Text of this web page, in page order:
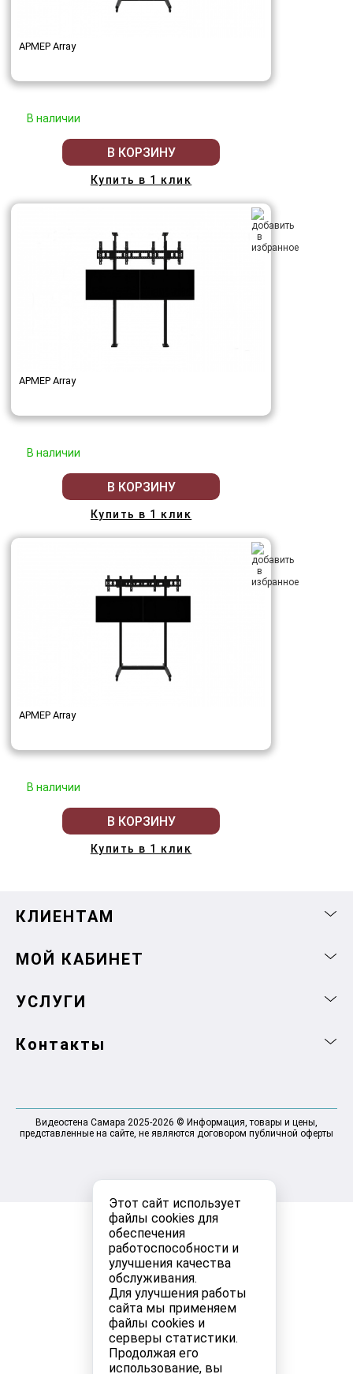
Этот сайт использует
файлы cookies для
обеспечения
работоспособности и
улучшения качества
обслуживания.
Для улучшения работы
сайта мы применяем
файлы cookies и
серверы статистики.
Продолжая его
использование, вы
АРМЕР Array
В наличии
В КОРЗИНУ
Купить в 1 клик
АРМЕР Array
В наличии
В КОРЗИНУ
Купить в 1 клик
АРМЕР Array
В наличии
В КОРЗИНУ
Купить в 1 клик
КЛИЕНТАМ
МОЙ КАБИНЕТ
УСЛУГИ
Контакты
Видеостена Самара 2025-2026 © Информация, товары и цены,
представленные на сайте, не являются договором публичной оферты